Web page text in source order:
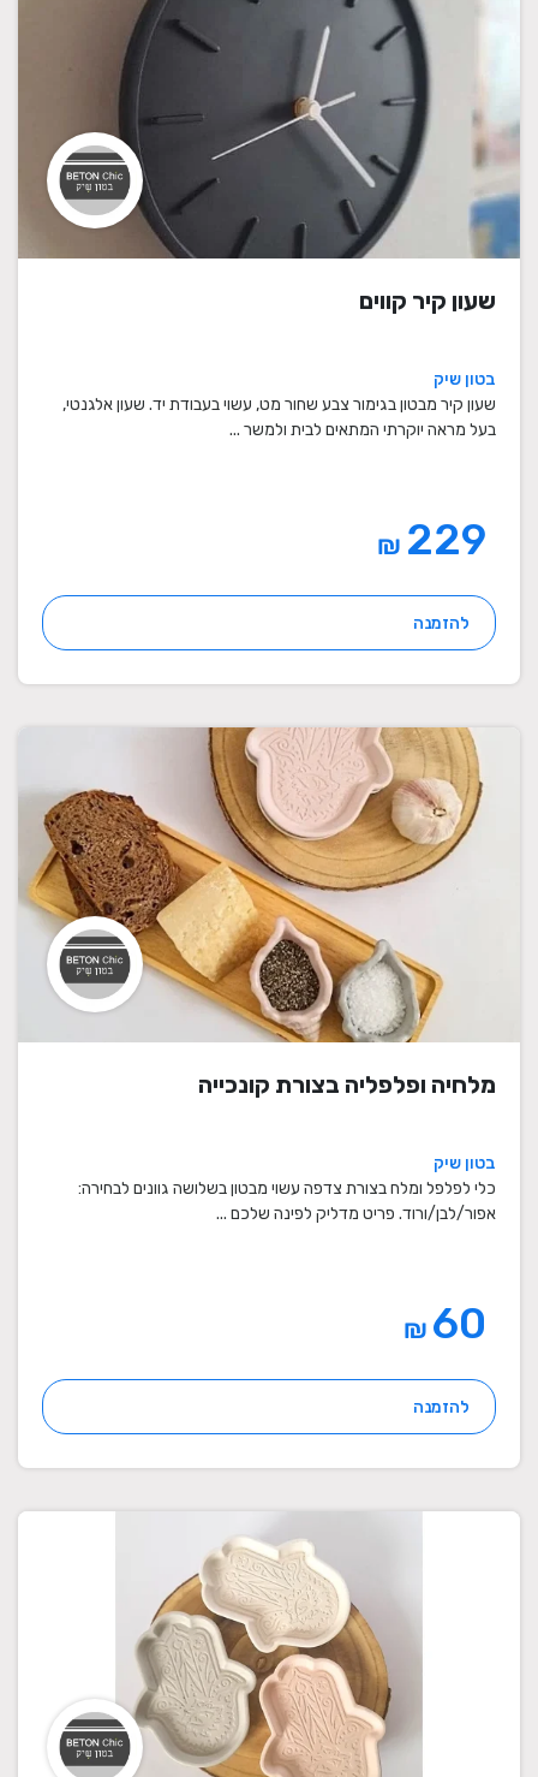
שעון קיר קווים
בטון שיק
שעון קיר מבטון בגימור צבע שחור מט, עשוי בעבודת יד. שעון אלגנטי,
בעל מראה יוקרתי המתאים לבית ולמשר ...
₪
להזמנה
מלחיה ופלפליה בצורת קונכייה
בטון שיק
כלי לפלפל ומלח בצורת צדפה עשוי מבטון בשלושה גוונים לבחירה:
אפור/לבן/ורוד. פריט מדליק לפינה שלכם ...
₪
להזמנה